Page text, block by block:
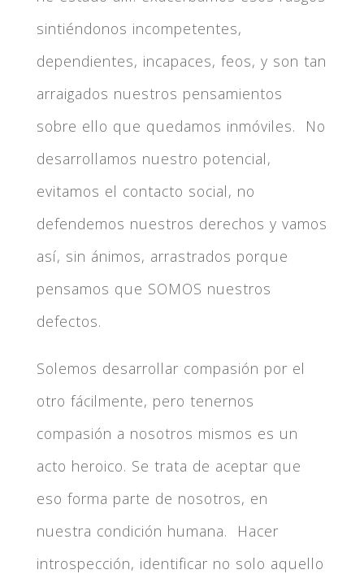
sintiéndonos incompetentes,
dependientes, incapaces, feos, y son tan
arraigados nuestros pensamientos
sobre ello que quedamos inmóviles. No
desarrollamos nuestro potencial,
evitamos el contacto social, no
defendemos nuestros derechos y vamos
así, sin ánimos, arrastrados porque
pensamos que SOMOS nuestros
defectos.
Solemos desarrollar compasión por el
otro fácilmente, pero tenernos
compasión a nosotros mismos es un
acto heroico. Se trata de aceptar que
eso forma parte de nosotros, en
nuestra condición humana. Hacer
introspección, identificar no solo aquello